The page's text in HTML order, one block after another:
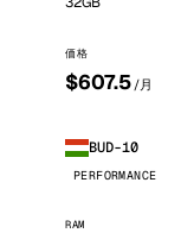
価格
$607.5 /月
BUD-10
PERFORMANCE
RAM